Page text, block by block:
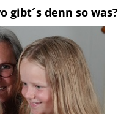
gibt´s denn so was?